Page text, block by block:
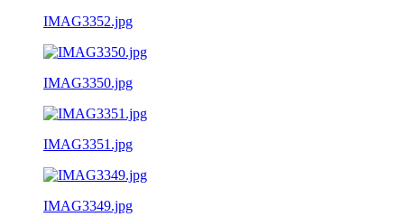
IMAG3352.jpg
IMAG3350.jpg
IMAG3351.jpg
IMAG3349.jpg